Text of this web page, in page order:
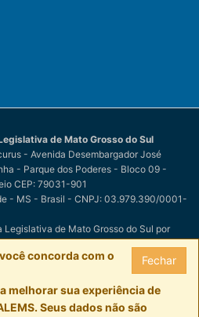
de Mato Grosso do Sul
- Avenida Desembargador José
- Parque dos Poderes - Bloco 09 -
CEP: 79031-901
- MS - Brasil - CNPJ: 03.979.390/0001-
Legislativa de Mato Grosso do Sul por
Fechar
concorda com o
melhorar sua experiência de
Seus dados não são